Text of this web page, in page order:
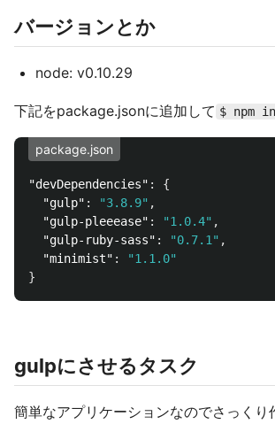
バージョンとか
node: v0.10.29
下記をpackage.jsonに追加して $ npm
package.json
"devDependencies" :
{
"gulp" : "3.8.9" ,
"gulp-pleeease" : "1.0.4" ,
"gulp-ruby-sass" : "0.7.1" ,
"minimist" :
"1.1.0"
}
gulpにさせるタスク
簡単なアプリケーションなのでさっくり